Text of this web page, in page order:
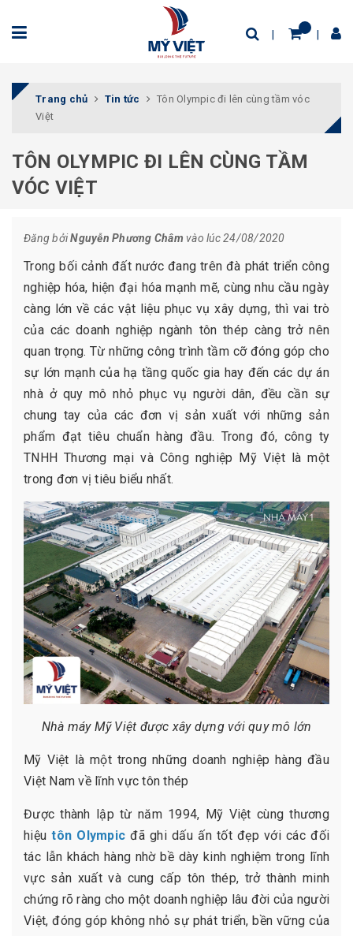
Trang chủ Tin tức
Tôn Olympic đi lên cùng tầm vóc
Việt
TÔN OLYMPIC ĐI LÊN CÙNG TẦM
VÓC VIỆT
Đăng bởiNguyễn Phương Châm vào lúc 24/08/2020
Trong bối cảnh đất nước đang trên đà phát triển công
nghiệp hóa, hiện đại hóa mạnh mẽ, cùng nhu cầu ngày
càng lớn về các vật liệu phục vụ xây dựng, thì vai trò
của các doanh nghiệp ngành tôn thép càng trở nên
quan trọng. Từ những công trình tầm cỡ đóng góp cho
sự lớn mạnh của hạ tầng quốc gia hay đến các dự án
nhà ở quy mô nhỏ phục vụ người dân, đều cần sự
chung tay của các đơn vị sản xuất với những sản
phẩm đạt tiêu chuẩn hàng đầu. Trong đó, công ty
TNHH Thương mại và Công nghiệp Mỹ Việt là một
trong đơn vị tiêu biểu nhất.
Nhà máy Mỹ Việt được xây dựng với quy mô lớn
Mỹ Việt là một trong những doanh nghiệp hàng đầu
Việt Nam về lĩnh vực tôn thép
Được thành lập từ năm 1994, Mỹ Việt cùng thương
hiệutôn Olympic đã ghi dấu ấn tốt đẹp với các đối
tác lẫn khách hàng nhờ bề dày kinh nghiệm trong lĩnh
vực sản xuất và cung cấp tôn thép, trở thành minh
chứng rõ ràng cho một doanh nghiệp lâu đời của người
Việt, đóng góp không nhỏ sự phát triển, bền vững của